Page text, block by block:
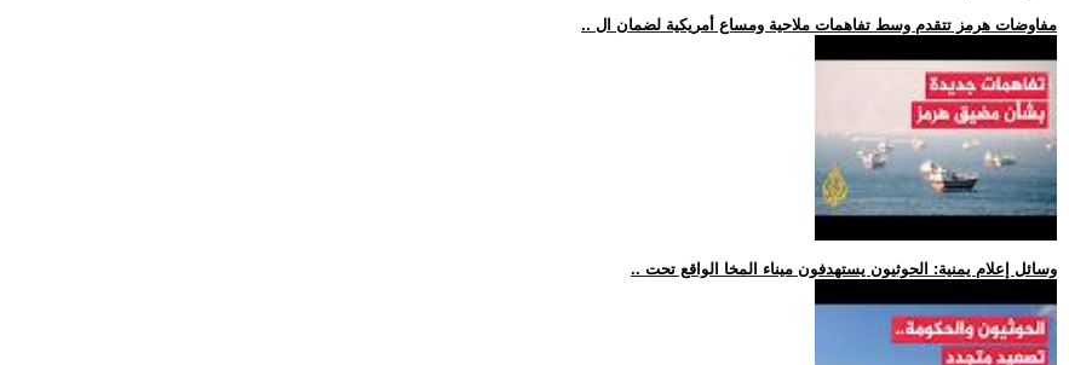
.. مفاوضات هرمز تتقدم وسط تفاهمات ملاحية ومساع أمريكية لضمان ال
.. وسائل إعلام يمنية: الحوثيون يستهدفون ميناء المخا الواقع تحت